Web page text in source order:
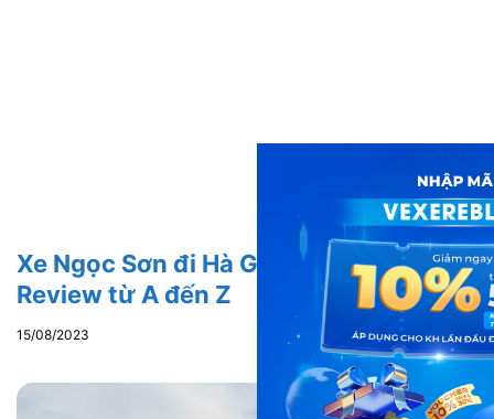
Xe Ngọc Sơn đi Hà Giang từ Hà Nội:
Review từ A đến Z
15/08/2023